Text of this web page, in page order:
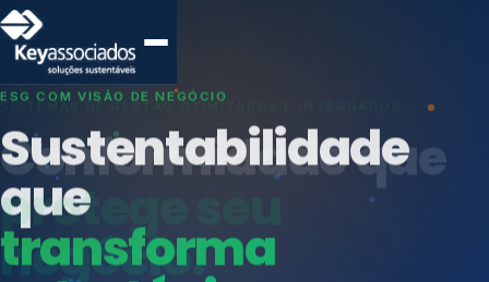
SISTEMAS DE GESTÃO OTIMIZADOS E INTEGRADOS
Conformidade que
protege seu
negócio.
Índices de Mercado